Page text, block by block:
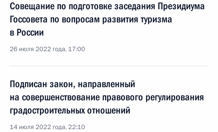
Совещание по подготовке заседания Президиума
Госсовета по вопросам развития туризма
в России
26 июля 2022 года, 17:00
Подписан закон, направленный
на совершенствование правового регулирования
градостроительных отношений
14 июля 2022 года, 22:10